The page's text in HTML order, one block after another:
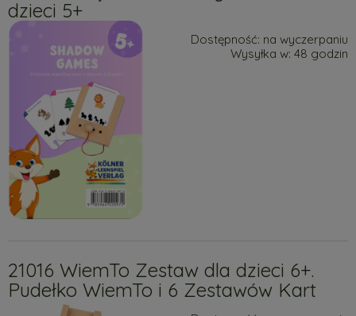
dzieci 5+
Dostępność: na wyczerpaniu
Wysyłka w: 48 godzin
21016 WiemTo Zestaw dla dzieci 6+.
Pudełko WiemTo i 6 Zestawów Kart